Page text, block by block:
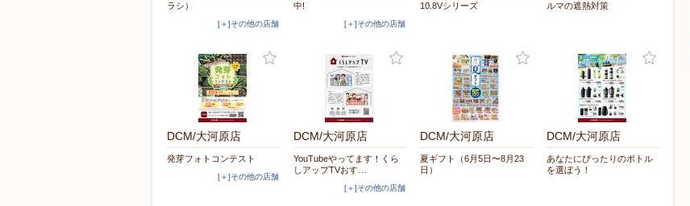
ラシ）
[＋]その他の店舗
中!
[＋]その他の店舗
10.8Vシリーズ
ルマの遮熱対策
DCM/大河原店
発芽フォトコンテスト
[＋]その他の店舗
DCM/大河原店
YouTubeやってます！くら
しアップTVおす…
[＋]その他の店舗
DCM/大河原店
夏ギフト（6月5日〜8月23
日）
DCM/大河原店
あなたにぴったりのボトル
を選ぼう！